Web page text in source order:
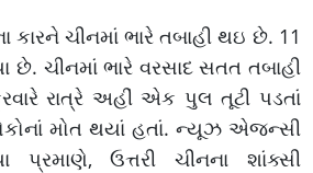
કારને ચીનમાં ભારે તબાહી થઇ છે. 11
છે. ચીનમાં ભારે વરસાદ સતત તબાહી
રાત્રે અહીં એક પુલ તૂટી પડતાં
મોત થયાં હતાં. ન્યૂઝ એજન્સી
પ્રમાણે, ઉત્તરી ચીનના શાંક્સી